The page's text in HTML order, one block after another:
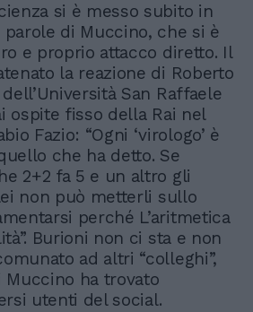
si è messo subito in
di Muccino, che si è
e proprio attacco diretto. Il
la reazione di Roberto
San Raffaele
ospite fisso della Rai nel
Fazio: “Ogni ‘virologo’ è
che ha detto. Se
2+2 fa 5 e un altro gli
non può metterli sullo
perché L’aritmetica
Burioni non ci sta e non
ad altri “colleghi”,
Muccino ha trovato
utenti del social.